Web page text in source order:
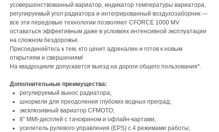
усовершенствованный вариатор, индикатор температуры вариатора,
регулируемый угол радиатора и интегрированный воздухозаборник —
все эти передовые технологии позволяют CFORCE 1000 MV
оставаться эффективным даже в условиях интенсивной эксплуатации
на сложном бездорожье.
Присоединяйтесь к тем, кто ценит адреналин и готов к новым
открытиям и свершениям!
На квадроцикле допускается выезд на дороги общего пользования*.
Дополнительные преимущества:
регулируемый вынос радиатора;
шноркели для преодоления глубоких водных преград;
эксклюзивный вариатор CFMOTO;
8” MMI-дисплей с тачcкрином и офлайн-картами;
усилитель рулевого управления (EPS) с 4 режимами работы;